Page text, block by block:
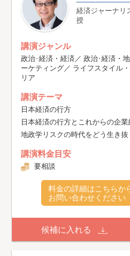
経済ジャーナリ
授
講演ジャンル
政治･経済・経済／ 政治･経済・
ーケティング／ ライフスタイル
リア
講演テーマ
日本経済の行方
日本経済の行方とこれからの企
地政学リスクの時代をどう生き
講演料金目安
要相談
料金の詳細はこちらか
お問い合わせください
候補に入れる